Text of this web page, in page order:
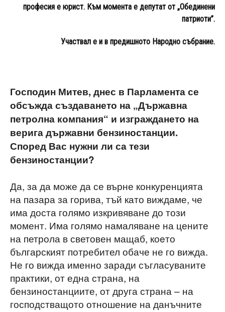
професия е юрист. Към момента е депутат от „Обединени
патриоти”.
Участвал е и в предишното Народно събрание.
Господин Митев, днес в Парламента се
обсъжда създаването на „Държавна
петролна компания“ и изграждането на
верига държавни бензиностанции.
Според Вас нужни ли са тези
бензиностанции?
Да, за да може да се върне конкуренцията
на пазара за горива, тъй като виждаме, че
има доста голямо изкривяване до този
момент. Има голямо намаляване на цените
на петрола в световен мащаб, коeто
българският потребител обаче не го вижда.
Не го вижда именно заради съгласуваните
практики, от една страна, на
бензиностанциите, от друга страна – на
господстващото отношение на данъчните